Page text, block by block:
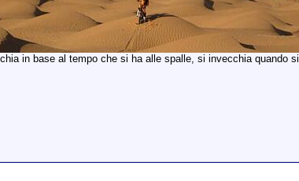
in base al tempo che si ha alle spalle, si invecchia quando